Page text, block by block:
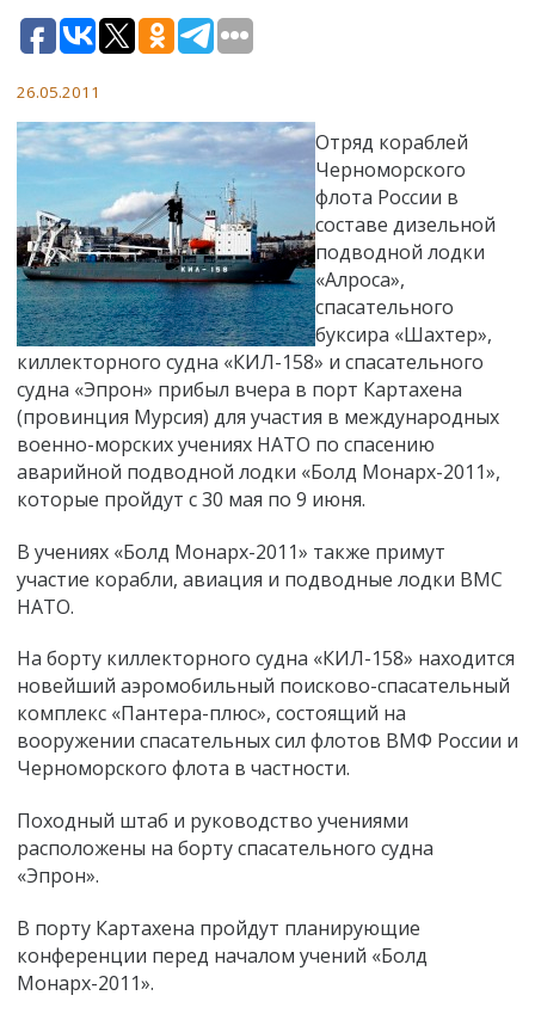
26.05.2011
Отряд кораблей
Черноморского
флота России в
составе дизельной
подводной лодки
«Алроса»,
спасательного
буксира «Шахтер»,
киллекторного судна «КИЛ-158» и спасательного
судна «Эпрон» прибыл вчера в порт Картахена
(провинция Мурсия) для участия в международных
военно-морских учениях НАТО по спасению
аварийной подводной лодки «Болд Монарх-2011»,
которые пройдут с 30 мая по 9 июня.
В учениях «Болд Монарх-2011» также примут
участие корабли, авиация и подводные лодки ВМС
НАТО.
На борту киллекторного судна «КИЛ-158» находится
новейший аэромобильный поисково-спасательный
комплекс «Пантера-плюс», состоящий на
вооружении спасательных сил флотов ВМФ России и
Черноморского флота в частности.
Походный штаб и руководство учениями
расположены на борту спасательного судна
«Эпрон».
В порту Картахена пройдут планирующие
конференции перед началом учений «Болд
Монарх-2011».